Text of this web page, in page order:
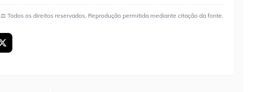
⚖️ Todos os direitos reservados. Reprodução permitida mediante citação da fonte.